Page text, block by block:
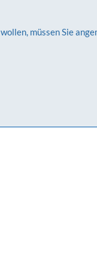
müssen Sie